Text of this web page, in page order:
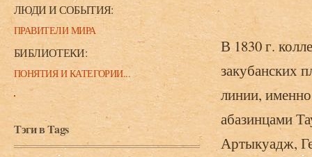
ЛЮДИ И СОБЫТИЯ:
ПРАВИТЕЛИ МИРА
БИБЛИОТЕКИ:
ПОНЯТИЯ И КАТЕГОРИИ...
Тэги в Tags
В 1830 г.
закубанских
линии,
абазинцами
Артыкуадж,